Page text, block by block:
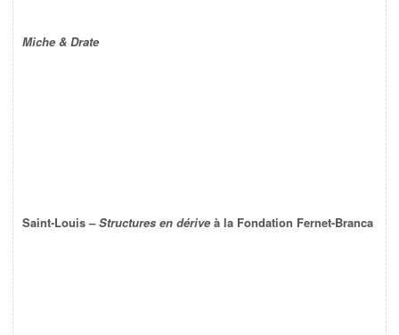
Miche & Drate
Saint-Louis –Structures en dérive à la Fondation Fernet-Branca